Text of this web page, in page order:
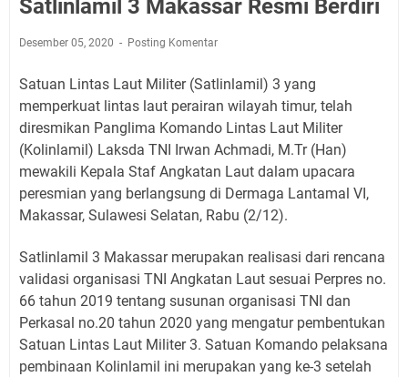
Satlinlamil 3 Makassar Resmi Berdiri
Desember 05, 2020 Posting Komentar
Satuan Lintas Laut Militer (Satlinlamil) 3 yang
memperkuat lintas laut perairan wilayah timur, telah
diresmikan Panglima Komando Lintas Laut Militer
(Kolinlamil) Laksda TNI Irwan Achmadi, M.Tr (Han)
mewakili Kepala Staf Angkatan Laut dalam upacara
peresmian yang berlangsung di Dermaga Lantamal VI,
Makassar, Sulawesi Selatan, Rabu (2/12).
Satlinlamil 3 Makassar merupakan realisasi dari rencana
validasi organisasi TNI Angkatan Laut sesuai Perpres no.
66 tahun 2019 tentang susunan organisasi TNI dan
Perkasal no.20 tahun 2020 yang mengatur pembentukan
Satuan Lintas Laut Militer 3. Satuan Komando pelaksana
pembinaan Kolinlamil ini merupakan yang ke-3 setelah